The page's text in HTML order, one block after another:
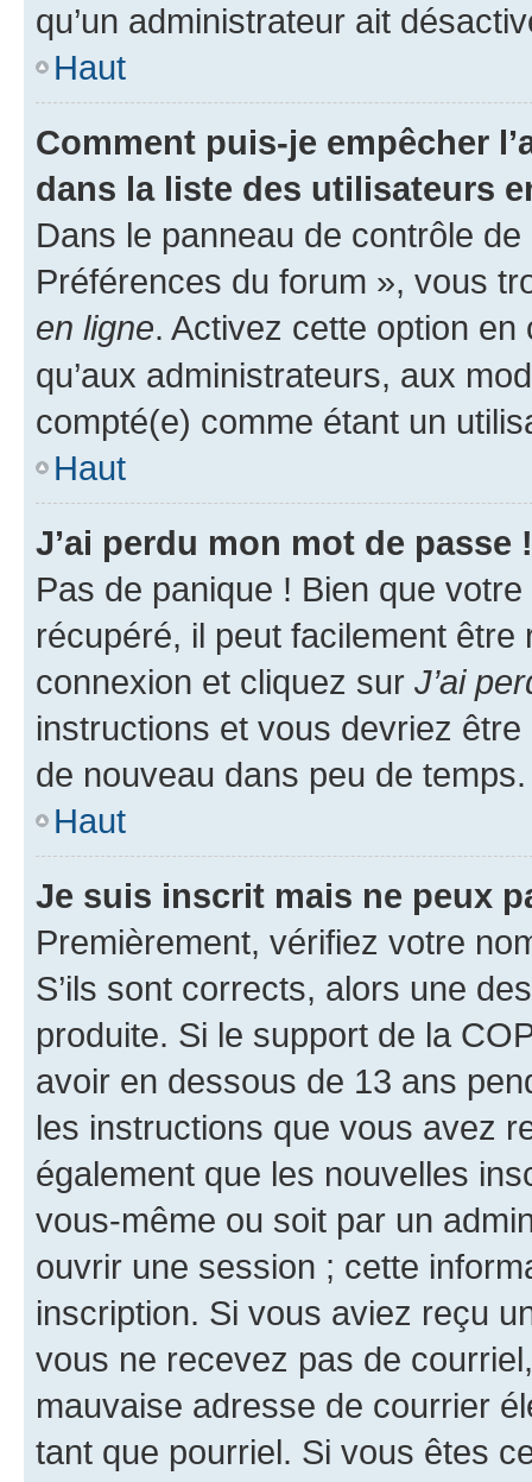
qu’un administrateur ait
Haut
Comment puis-je empêcher
dans la liste des utilisateurs
Dans le panneau de contrôle
Préférences du forum », vous
en ligne. Activez cette option
qu’aux administrateurs, aux
compté(e) comme étant un
Haut
J’ai perdu mon mot de passe !
Pas de panique ! Bien que
récupéré, il peut facilement
connexion et cliquez sur J’ai
instructions et vous devriez
de nouveau dans peu de temps.
Haut
Je suis inscrit mais ne peux
Premièrement, vérifiez votre
S’ils sont corrects, alors une
produite. Si le support de la
avoir en dessous de 13 ans
les instructions que vous avez
également que les nouvelles
vous-même ou soit par un
ouvrir une session ; cette
inscription. Si vous aviez reçu
vous ne recevez pas de
mauvaise adresse de courrier
tant que pourriel. Si vous êtes